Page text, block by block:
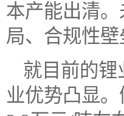
本产能出清
局、合规性壁
就目前的锂
业优势凸显